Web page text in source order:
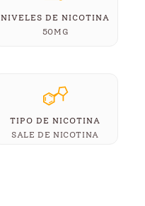
NIVELES DE NICOTINA
50MG
TIPO DE NICOTINA
SALE DE NICOTINA